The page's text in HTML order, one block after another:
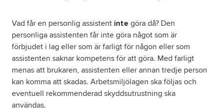
Vad får en personlig assistent inte göra då? Den
personliga assistenten får inte göra något som är
förbjudet i lag eller som är farligt för någon eller som
assistenten saknar kompetens för att göra. Med farligt
menas att brukaren, assistenten eller annan tredje person
kan komma att skadas. Arbetsmiljölagen ska följas och
eventuell rekommenderad skyddsutrustning ska
användas.